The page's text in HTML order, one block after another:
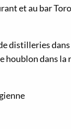
et au bar
distilleries dans
houblon dans la